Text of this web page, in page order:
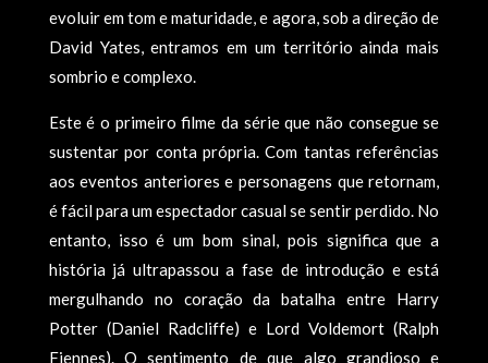
evoluir em tom e maturidade, e agora, sob a direção de
David Yates, entramos em um território ainda mais
sombrio e complexo.
Este é o primeiro filme da série que não consegue se
sustentar por conta própria. Com tantas referências
aos eventos anteriores e personagens que retornam,
é fácil para um espectador casual se sentir perdido. No
entanto, isso é um bom sinal, pois significa que a
história já ultrapassou a fase de introdução e está
mergulhando no coração da batalha entre Harry
Potter (Daniel Radcliffe) e Lord Voldemort (Ralph
Fiennes). O sentimento de que algo grandioso e